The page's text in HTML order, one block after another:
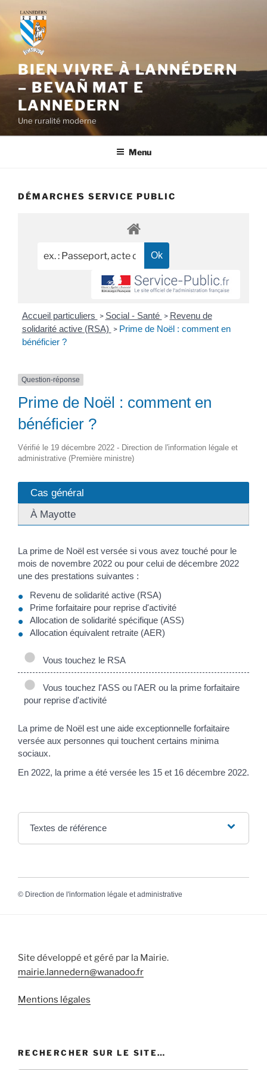
contenu
principal
BIEN VIVRE À LANNÉDERN
– BEVAÑ MAT E
LANNEDERN
Une ruralité moderne
Menu
DÉMARCHES SERVICE PUBLIC
Accueil particuliers > Social - Santé > Revenu de
solidarité active (RSA) > Prime de Noël : comment en
bénéficier ?
Question-réponse
Prime de Noël : comment en
bénéficier ?
Vérifié le 19 décembre 2022 - Direction de l'information légale et
administrative (Première ministre)
Cas général
À Mayotte
La prime de Noël est versée si vous avez touché pour le
mois de novembre 2022 ou pour celui de décembre 2022
une des prestations suivantes :
Revenu de solidarité active (RSA)
Prime forfaitaire pour reprise d'activité
Allocation de solidarité spécifique (ASS)
Allocation équivalent retraite (AER)
Vous touchez le RSA
Vous touchez l'ASS ou l'AER ou la prime forfaitaire
pour reprise d'activité
La prime de Noël est une aide exceptionnelle forfaitaire
versée aux personnes qui touchent certains minima
sociaux.
En 2022, la prime a été versée les 15 et 16 décembre 2022.
Textes de référence
© Direction de l'information légale et administrative
Site développé et géré par la Mairie.
mairie.lannedern@wanadoo.fr
Mentions légales
RECHERCHER SUR LE SITE…